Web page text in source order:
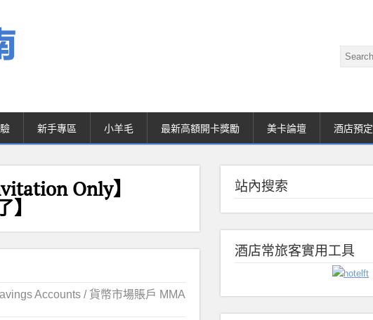
新手專區 小羊毛 最新高額開卡獎勵 美卡論壇 酒店預定
Only】
Accounts / 貨幣市場賬戶 MMA
站內搜索
酒店常旅客實用工具